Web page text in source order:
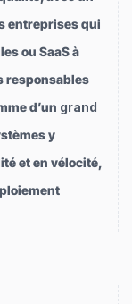
entreprises qui
ou SaaS à
responsables
d’un grand
y
et en vélocité,